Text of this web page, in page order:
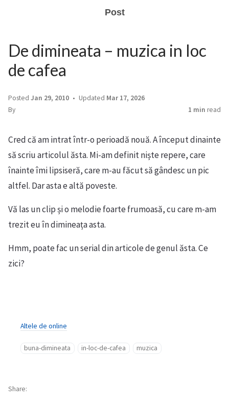
Post
De dimineata – muzica in loc
de cafea
Posted Jan 29, 2010 Updated Mar 17, 2026
By
1 min read
Cred că am intrat într-o perioadă nouă. A început dinainte
să scriu articolul ăsta. Mi-am definit niște repere, care
înainte îmi lipsiseră, care m-au făcut să gândesc un pic
altfel. Dar asta e altă poveste.
Vă las un clip și o melodie foarte frumoasă, cu care m-am
trezit eu în dimineața asta.
Hmm, poate fac un serial din articole de genul ăsta. Ce
zici?
Altele de online
buna-dimineata in-loc-de-cafea muzica
Share